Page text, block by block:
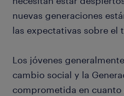
nuevas generaciones
las expectativas sobre el
Los jóvenes
cambio social y la
comprometida en